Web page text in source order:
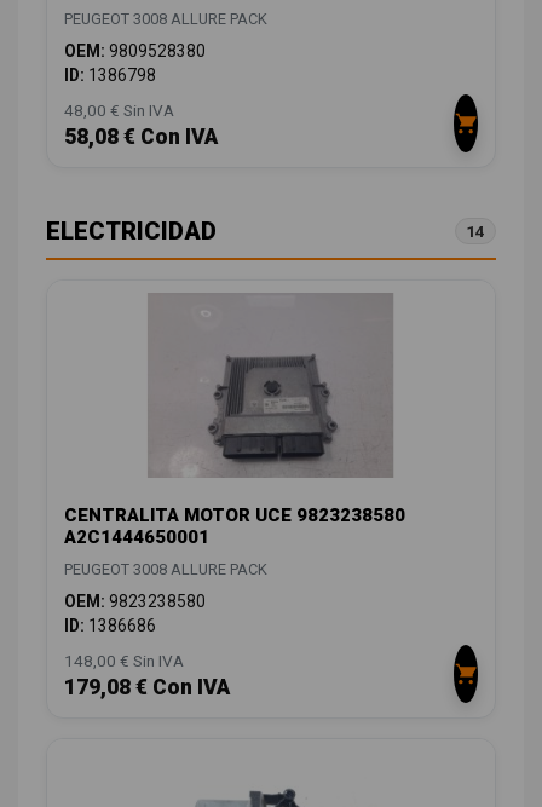
PEUGEOT 3008 ALLURE PACK
OEM: 9809528380
ID: 1386798
48,00 € Sin IVA
58,08 € Con IVA
ELECTRICIDAD 14
CENTRALITA MOTOR UCE 9823238580
A2C1444650001
PEUGEOT 3008 ALLURE PACK
OEM: 9823238580
ID: 1386686
148,00 € Sin IVA
179,08 € Con IVA